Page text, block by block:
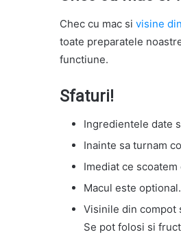
Chec cu mac si visine
toate preparatele
functiune.
Sfaturi!
Ingredientele date
Inainte sa turnam
Imediat ce
Macul este optional.
Visinile din compot
Se pot folosi si